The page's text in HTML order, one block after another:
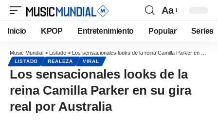
Aa
Inicio KPOP Entretenimiento Popular Series
Music Mundial > Listado > Los sensacionales looks de la reina Camilla Parker en su gira real por Australia
LISTADO REALEZA VIRAL
Los sensacionales looks de la
reina Camilla Parker en su gira
real por Australia